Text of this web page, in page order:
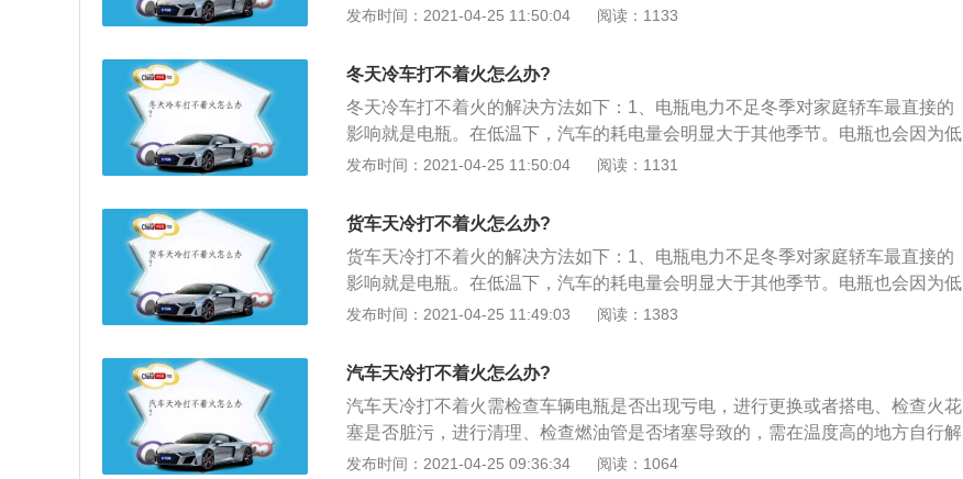
温环境而变得电容量降低。使用时间长的电瓶，会出现初始启动电压低的情况。
或对电瓶补充电，可以有效避免这一状况；2、节气门积碳启动时燃油过稀，供
油不良，还会出现燃油打湿火花塞的现象，无法正常启动，这是因以液体状态流
入气缸，在气缸活塞上部产生积洼现象，当活塞上下运行时，燃油被抛溅在火花
塞的电极上，使其无法正常工作，启动失败；出现上述情况，就说明你的车需要
进行彻底的保养了，清除进气道、节气门、气缸的积碳了；3、排气管冻结或者
不高，发动机燃烧后产生的水汽在排气管的某个部位冻结，而短途的行驶无法将
这些冰融化，时间一长就会对爱车的启动和排气产生影响。使用热水浇化即可。
发布时间：2021-04-25 11:50:04 阅读：1133
冬天冷车打不着火怎么办?
冬天冷车打不着火的解决方法如下：1、电瓶电力不足冬季对家庭轿车最直接的
影响就是电瓶。在低温下，汽车的耗电量会明显大于其他季节。电瓶也会因为低
温环境而变得电容量降低。使用时间长的电瓶，会出现初始启动电压低的情况。
或对电瓶补充电，可以有效避免这一状况；2、节气门积碳启动时燃油过稀，供
油不良，还会出现燃油打湿火花塞的现象，无法正常启动，这是因以液体状态流
入气缸，在气缸活塞上部产生积洼现象，当活塞上下运行时，燃油被抛溅在火花
塞的电极上，使其无法正常工作，启动失败；出现上述情况，就说明你的车需要
进行彻底的保养了，清除进气道、节气门、气缸的积碳了；3、排气管冻结或者
不高，发动机燃烧后产生的水汽在排气管的某个部位冻结，而短途的行驶无法将
这些冰融化，时间一长就会对爱车的启动和排气产生影响。使用热水浇化即可。
发布时间：2021-04-25 11:50:04 阅读：1131
货车天冷打不着火怎么办?
货车天冷打不着火的解决方法如下：1、电瓶电力不足冬季对家庭轿车最直接的
影响就是电瓶。在低温下，汽车的耗电量会明显大于其他季节。电瓶也会因为低
温环境而变得电容量降低。使用时间长的电瓶，会出现初始启动电压低的情况。
或对电瓶补充电，可以有效避免这一状况；2、节气门积碳启动时燃油过稀，供
油不良，还会出现燃油打湿火花塞的现象，无法正常启动，这是因以液体状态流
入气缸，在气缸活塞上部产生积洼现象，当活塞上下运行时，燃油被抛溅在火花
塞的电极上，使其无法正常工作，启动失败；出现上述情况，就说明你的车需要
进行彻底的保养了，清除进气道、节气门、气缸的积碳了；3、排气管冻结或者
发布时间：2021-04-25 11:49:03 阅读：1383
汽车天冷打不着火怎么办?
汽车天冷打不着火需检查车辆电瓶是否出现亏电，进行更换或者搭电、检查火花
塞是否脏污，进行清理、检查燃油管是否堵塞导致的，需在温度高的地方自行解
冻。冬天开车使用注意事项如下：1、冷天制动性能减弱，天气变冷，不仅仅会
发布时间：2021-04-25 09:36:34 阅读：1064